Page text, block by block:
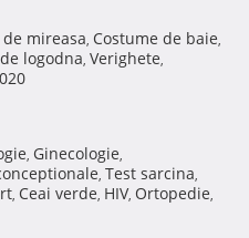
de mireasa, Costume de baie,
logodna, Verighete,
, Ginecologie,
, Test sarcina,
, Ceai verde, HIV, Ortopedie,